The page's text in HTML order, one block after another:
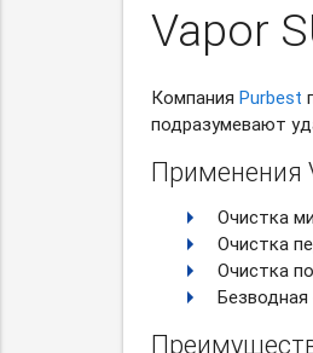
Vapor
Компания Purbest
подразумевают
Применения
Очистка
Очистка
Очистка